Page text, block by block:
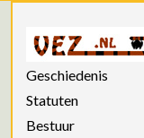
Geschiedenis
Statuten
Bestuur